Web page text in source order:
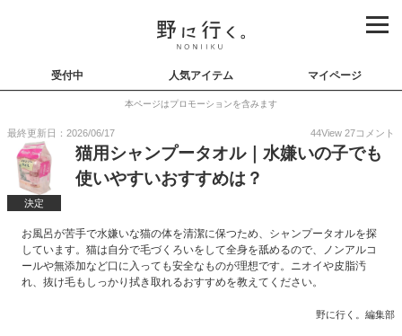
受付中 人気アイテム マイページ
本ページはプロモーションを含みます
最終更新日：2026/06/17 44View 27コメント
決定
猫用シャンプータオル｜水嫌いの子でも
使いやすいおすすめは？
お風呂が苦手で水嫌いな猫の体を清潔に保つため、シャンプータオルを探
しています。猫は自分で毛づくろいをして全身を舐めるので、ノンアルコ
ールや無添加など口に入っても安全なものが理想です。ニオイや皮脂汚
れ、抜け毛もしっかり拭き取れるおすすめを教えてください。
野に行く。編集部